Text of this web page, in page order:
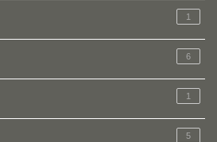
1
6
1
5